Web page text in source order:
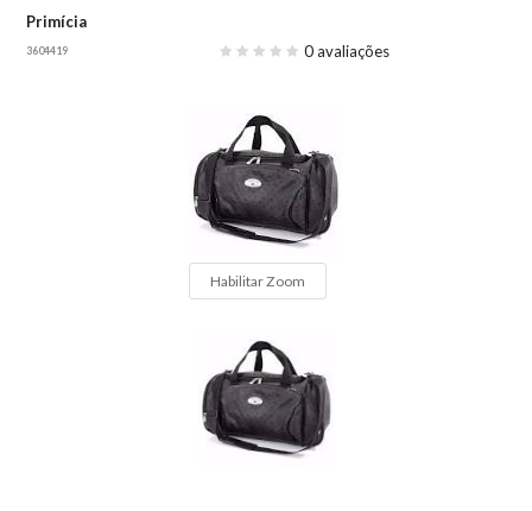
Primícia
3604419 0 avaliações
Habilitar Zoom